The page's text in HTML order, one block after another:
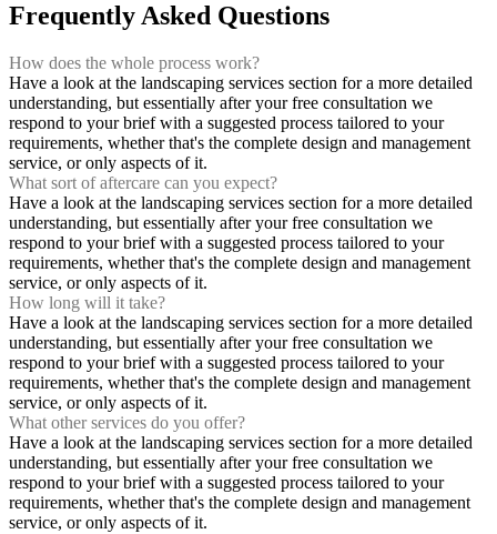
Frequently Asked Questions
How does the whole process work?
Have a look at the landscaping services section for a more detailed
understanding, but essentially after your free consultation we
respond to your brief with a suggested process tailored to your
requirements, whether that's the complete design and management
service, or only aspects of it.
What sort of aftercare can you expect?
Have a look at the landscaping services section for a more detailed
understanding, but essentially after your free consultation we
respond to your brief with a suggested process tailored to your
requirements, whether that's the complete design and management
service, or only aspects of it.
How long will it take?
Have a look at the landscaping services section for a more detailed
understanding, but essentially after your free consultation we
respond to your brief with a suggested process tailored to your
requirements, whether that's the complete design and management
service, or only aspects of it.
What other services do you offer?
Have a look at the landscaping services section for a more detailed
understanding, but essentially after your free consultation we
respond to your brief with a suggested process tailored to your
requirements, whether that's the complete design and management
service, or only aspects of it.